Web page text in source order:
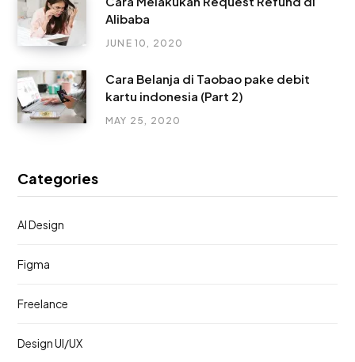
Alibaba
JUNE 10, 2020
Cara Belanja di Taobao pake debit
kartu indonesia (Part 2)
MAY 25, 2020
Categories
AI Design
Figma
Freelance
Design UI/UX